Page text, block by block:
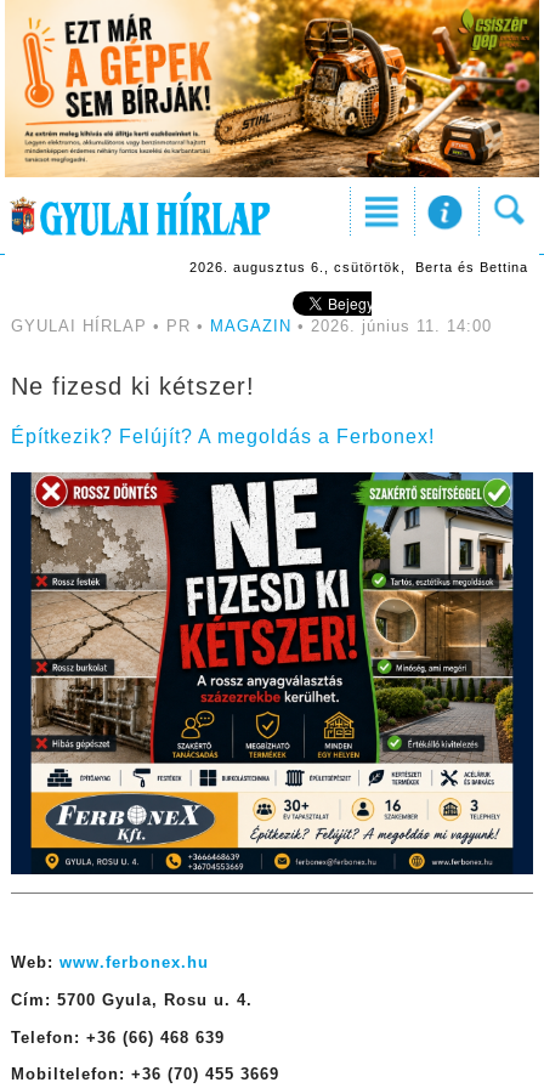
2026. augusztus 6., csütörtök, Berta és Bettina
GYULAI HÍRLAP • PR • MAGAZIN • 2026. június 11. 14:00
Ne fizesd ki kétszer!
Építkezik? Felújít? A megoldás a Ferbonex!
Web: www.ferbonex.hu
Cím: 5700 Gyula, Rosu u. 4.
Telefon: +36 (66) 468 639
Mobiltelefon: +36 (70) 455 3669